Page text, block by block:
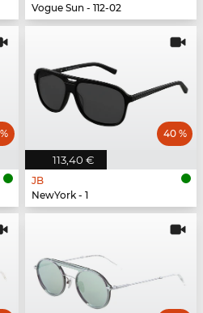
Vogue Sun - 112-02
113,40 €
40 %
JB
NewYork - 1